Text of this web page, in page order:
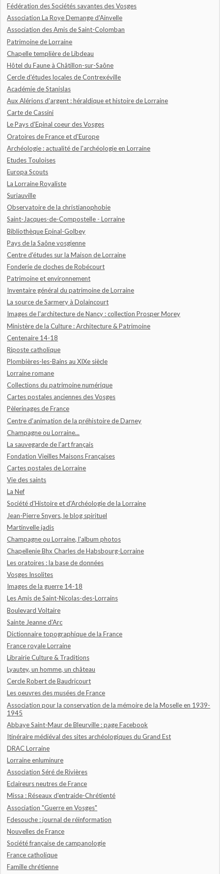
Fédération des Sociétés savantes des Vosges
Association La Roye Demange d'Ainvelle
Association des Amis de Saint-Colomban
Patrimoine de Lorraine
Chapelle templière de Libdeau
Hôtel du Faune à Châtillon-sur-Saône
Cercle d'études locales de Contrexéville
Académie de Stanislas
Aux Alérions d'argent : héraldique et histoire de Lorraine
Carte de Cassini
Le Pays d'Epinal coeur des Vosges
Oratoires de France et d'Europe
Archéologie : actualité de l'archéologie en Lorraine
Etudes Touloises
Europa Scouts
La Lorraine Royaliste
Suriauville
Observatoire de la christianophobie
Saint-Jacques-de-Compostelle - Lorraine
Bibliothèque Epinal-Golbey
Pays de la Saône vosgienne
Centre d'études sur la Maison de Lorraine
Fonderie de cloches de Robécourt
Patrimoine et environnement
Inventaire général du patrimoine de Lorraine
La source de Sarmery à Dolaincourt
Images de l'architecture de Nancy : collection Prosper Morey
Ministère de la Culture : Architecture & Patrimoine
Centenaire 14-18
Riposte catholique
Plombières-les-Bains au XIXe siècle
Lorraine romane
Collections du patrimoine numérique
Cartes postales anciennes des Vosges
Pèlerinages de France
Centre d'animation de la préhistoire de Darney
Champagne ou Lorraine...
La sauvegarde de l'art français
Fondation Vieilles Maisons Françaises
Cartes postales de Lorraine
Vie des saints
La Nef
Société d'Histoire et d'Archéologie de la Lorraine
Jean-Pierre Snyers, le blog spirituel
Martinvelle jadis
Champagne ou Lorraine, l'album photos
Chapellenie Bhx Charles de Habsbourg-Lorraine
Les oratoires : la base de données
Vosges Insolites
Images de la guerre 14-18
Les Amis de Saint-Nicolas-des-Lorrains
Boulevard Voltaire
Sainte Jeanne d'Arc
Dictionnaire topographique de la France
France royale Lorraine
Librairie Culture & Traditions
Lyautey, un homme, un château
Cercle Robert de Baudricourt
Les oeuvres des musées de France
Association pour la conservation de la mémoire de la Moselle en 1939-
1945
Abbaye Saint-Maur de Bleurville : page Facebook
Itinéraire médiéval des sites archéologiques du Grand Est
DRAC Lorraine
Lorraine enluminure
Association Séré de Rivières
Eclaireurs neutres de France
Missa : Réseaux d'entraide-Chrétienté
Association "Guerre en Vosges"
Fdesouche : journal de réinformation
Nouvelles de France
Société française de campanologie
France catholique
Famille chrétienne